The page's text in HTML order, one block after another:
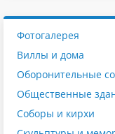
Фотогалерея
Виллы и дома
Оборонительные
Общественные
Соборы и кирхи